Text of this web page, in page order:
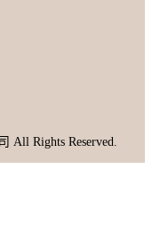
All Rights Reserved.